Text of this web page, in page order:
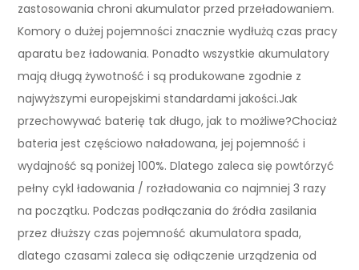
zastosowania chroni akumulator przed przeładowaniem.
Komory o dużej pojemności znacznie wydłużą czas pracy
aparatu bez ładowania. Ponadto wszystkie akumulatory
mają długą żywotność i są produkowane zgodnie z
najwyższymi europejskimi standardami jakości.Jak
przechowywać baterię tak długo, jak to możliwe?Chociaż
bateria jest częściowo naładowana, jej pojemność i
wydajność są poniżej 100%. Dlatego zaleca się powtórzyć
pełny cykl ładowania / rozładowania co najmniej 3 razy
na początku. Podczas podłączania do źródła zasilania
przez dłuższy czas pojemność akumulatora spada,
dlatego czasami zaleca się odłączenie urządzenia od